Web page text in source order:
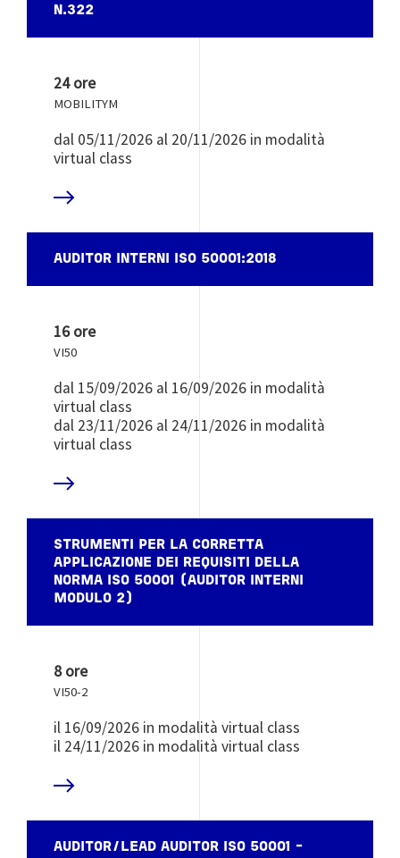
N.322
24 ore
MOBILITYM
dal 05/11/2026 al 20/11/2026 in modalità
virtual class
AUDITOR INTERNI ISO 50001:2018
16 ore
VI50
dal 15/09/2026 al 16/09/2026 in modalità
virtual class
dal 23/11/2026 al 24/11/2026 in modalità
virtual class
STRUMENTI PER LA CORRETTA
APPLICAZIONE DEI REQUISITI DELLA
NORMA ISO 50001 (AUDITOR INTERNI
MODULO 2)
8 ore
VI50-2
il 16/09/2026 in modalità virtual class
il 24/11/2026 in modalità virtual class
AUDITOR/LEAD AUDITOR ISO 50001 -